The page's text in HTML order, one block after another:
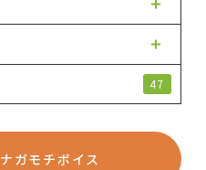
47
ナガモチボイス